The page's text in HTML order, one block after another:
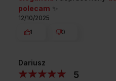
SZEROKOŚĆ
polecam ✨
12/10/2025
1
0
Dariusz
5